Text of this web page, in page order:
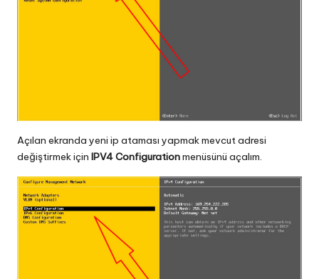
Açılan ekranda yeni ip ataması yapmak mevcut adresi
değiştirmek için IPV4 Configurationmenüsünü açalım.